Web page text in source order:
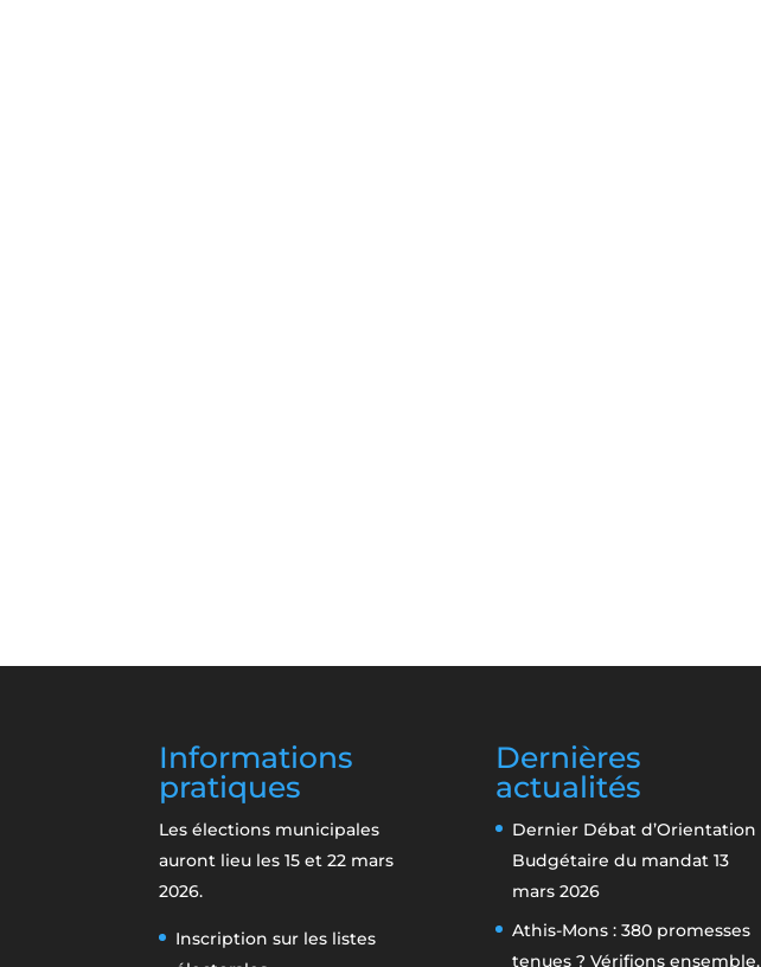
Informations
pratiques
Les élections municipales
auront lieu les 15 et 22 mars
2026.
Inscription sur les listes
Dernières
actualités
Dernier Débat d’Orientation
Budgétaire du mandat 13
mars 2026
Athis-Mons : 380 promesses
tenues ? Vérifions ensemble.